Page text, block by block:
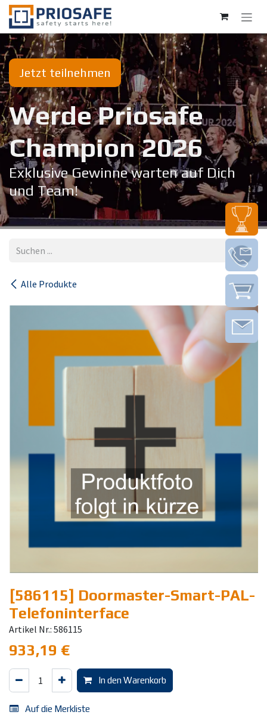
Zum Inhalt springen
Jetzt teilnehmen
Werde Priosafe
Champion 20​26
Exklusive Gewinne warten auf Dich
und Team!
Alle Produkte
[586115] Doormaster-Smart-PAL-
Telefoninterface
Artikel Nr.: 586115
933,19 €
In den Warenkorb
Auf die Merkliste